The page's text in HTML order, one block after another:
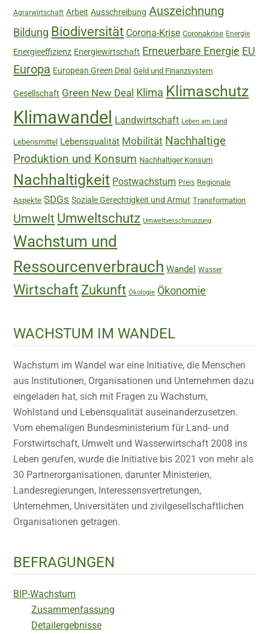
Agrarwirtschaft Arbeit Ausschreibung Auszeichnung
Bildung Biodiversität Corona-Krise Coronakrise Energie
Energieeffizienz Energiewirtschaft Erneuerbare Energie EU
Europa European Green Deal Geld und Finanzsystem
Gesellschaft Green New Deal Klima Klimaschutz
Klimawandel Landwirtschaft Leben am Land
Lebensmittel Lebensqualität Mobilität Nachhaltige
Produktion und Konsum Nachhaltiger Konsum
Nachhaltigkeit Postwachstum Preis Regionale
Aspekte SDGs Soziale Gerechtigkeit und Armut Transformation
Umwelt Umweltschutz Umweltverschmutzung
Wachstum und
Ressourcenverbrauch Wandel Wasser
Wirtschaft Zukunft Ökologie Ökonomie
WACHSTUM IM WANDEL
Wachstum im Wandel war eine Initiative, die Menschen
aus Institutionen, Organisationen und Unternehmen dazu
eingeladen hat, sich mit Fragen zu Wachstum,
Wohlstand und Lebensqualität auseinanderzusetzen.
Vom ehemaligen Bundesministerium für Land- und
Forstwirtschaft, Umwelt und Wasserwirtschaft 2008 ins
Leben gerufen, wurde die Initiative bis 2021 von mehr als
30 Partnerorganisationen, darunter Ministerien,
Landesregierungen, Interessensvertretungen,
Unternehmen, Universitäten und zivilgesellschaftlichen
Organisationen getragen.
BEFRAGUNGEN
BIP-Wachstum
Zusammenfassung
Detailergebnisse